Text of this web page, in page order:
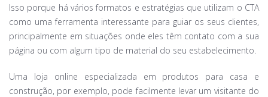
Isso porque há vários formatos e estratégias que utilizam o CTA
como uma ferramenta interessante para guiar os seus clientes,
principalmente em situações onde eles têm contato com a sua
página ou com algum tipo de material do seu estabelecimento.
Uma loja online especializada em produtos para casa e
construção, por exemplo, pode facilmente levar um visitante do